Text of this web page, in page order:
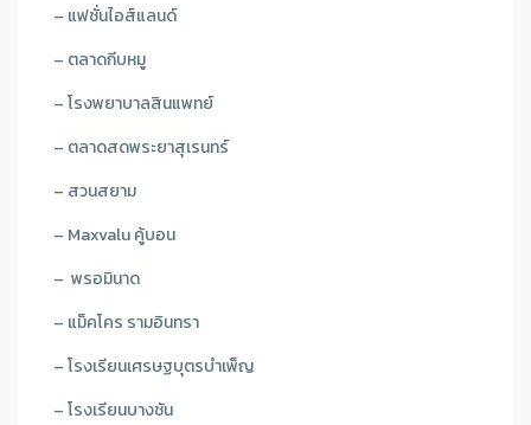
– แฟชั่นไอส์แลนด์
– ตลาดกีบหมู
– โรงพยาบาลสินแพทย์
– ตลาดสดพระยาสุเรนทร์
– สวนสยาม
– Maxvalu คู้บอน
– พรอมินาด
– แม็คโคร รามอินทรา
– โรงเรียนเศรษฐบุตรบําเพ็ญ
– โรงเรียนบางชัน